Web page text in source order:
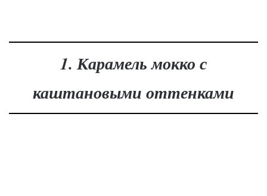
1. Карамель мокко с
каштановыми оттенками